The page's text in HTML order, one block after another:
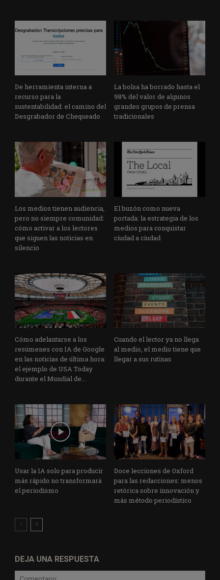
De herramienta interna a
recurso para la
sustentabilidad: el camino del
Desgrabador de Chequeado
La bolsa ha borrado hasta el
98% del valor de algunos
grandes grupos de prensa
tradicionales
Los medios tienen audiencia,
pero no siempre comunidad:
cómo activar a los lectores
que siguen las noticias en
silencio
El buzón como nueva
portada: la estrategia de los
medios para conquistar
ciudad a ciudad
Cómo adelantarse a los
resúmenes con IA de Google
en las noticias de última hora:
el ejemplo de USA Today
durante el Mundial de...
Cuando el lector ya no llega
al medio, el medio tiene que
llegar a sus rutinas
Usar la IA solo para producir
más rápido no transformará
el periodismo
Doce lecciones de Oxford
para las redacciones: menos
retórica sobre innovación y
más método periodístico
DEJA UNA RESPUESTA